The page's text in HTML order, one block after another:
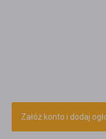
Załóż konto i dodaj